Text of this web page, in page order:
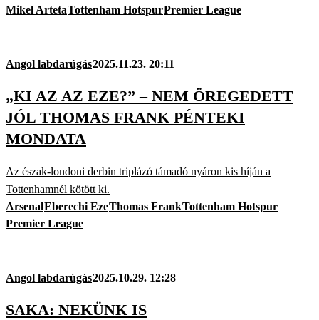
Mikel ArtetaTottenham HotspurPremier League
Angol labdarúgás2025.11.23. 20:11
„KI AZ AZ EZE?” – NEM ÖREGEDETT
JÓL THOMAS FRANK PÉNTEKI
MONDATA
Az észak-londoni derbin triplázó támadó nyáron kis híján a
Tottenhamnél kötött ki.
ArsenalEberechi EzeThomas FrankTottenham Hotspur
Premier League
Angol labdarúgás2025.10.29. 12:28
SAKA: NEKÜNK IS